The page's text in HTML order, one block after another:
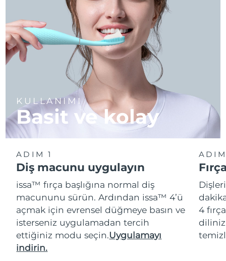
KULLANIMI
Basit ve kolay
ADIM 1
Diş macunu uygulayın
issa™ fırça başlığına normal diş
macununu sürün. Ardından issa™ 4’ü
açmak için evrensel düğmeye basın ve
isterseniz uygulamadan tercih
ettiğiniz modu seçin.Uygulamayı
indirin.
4